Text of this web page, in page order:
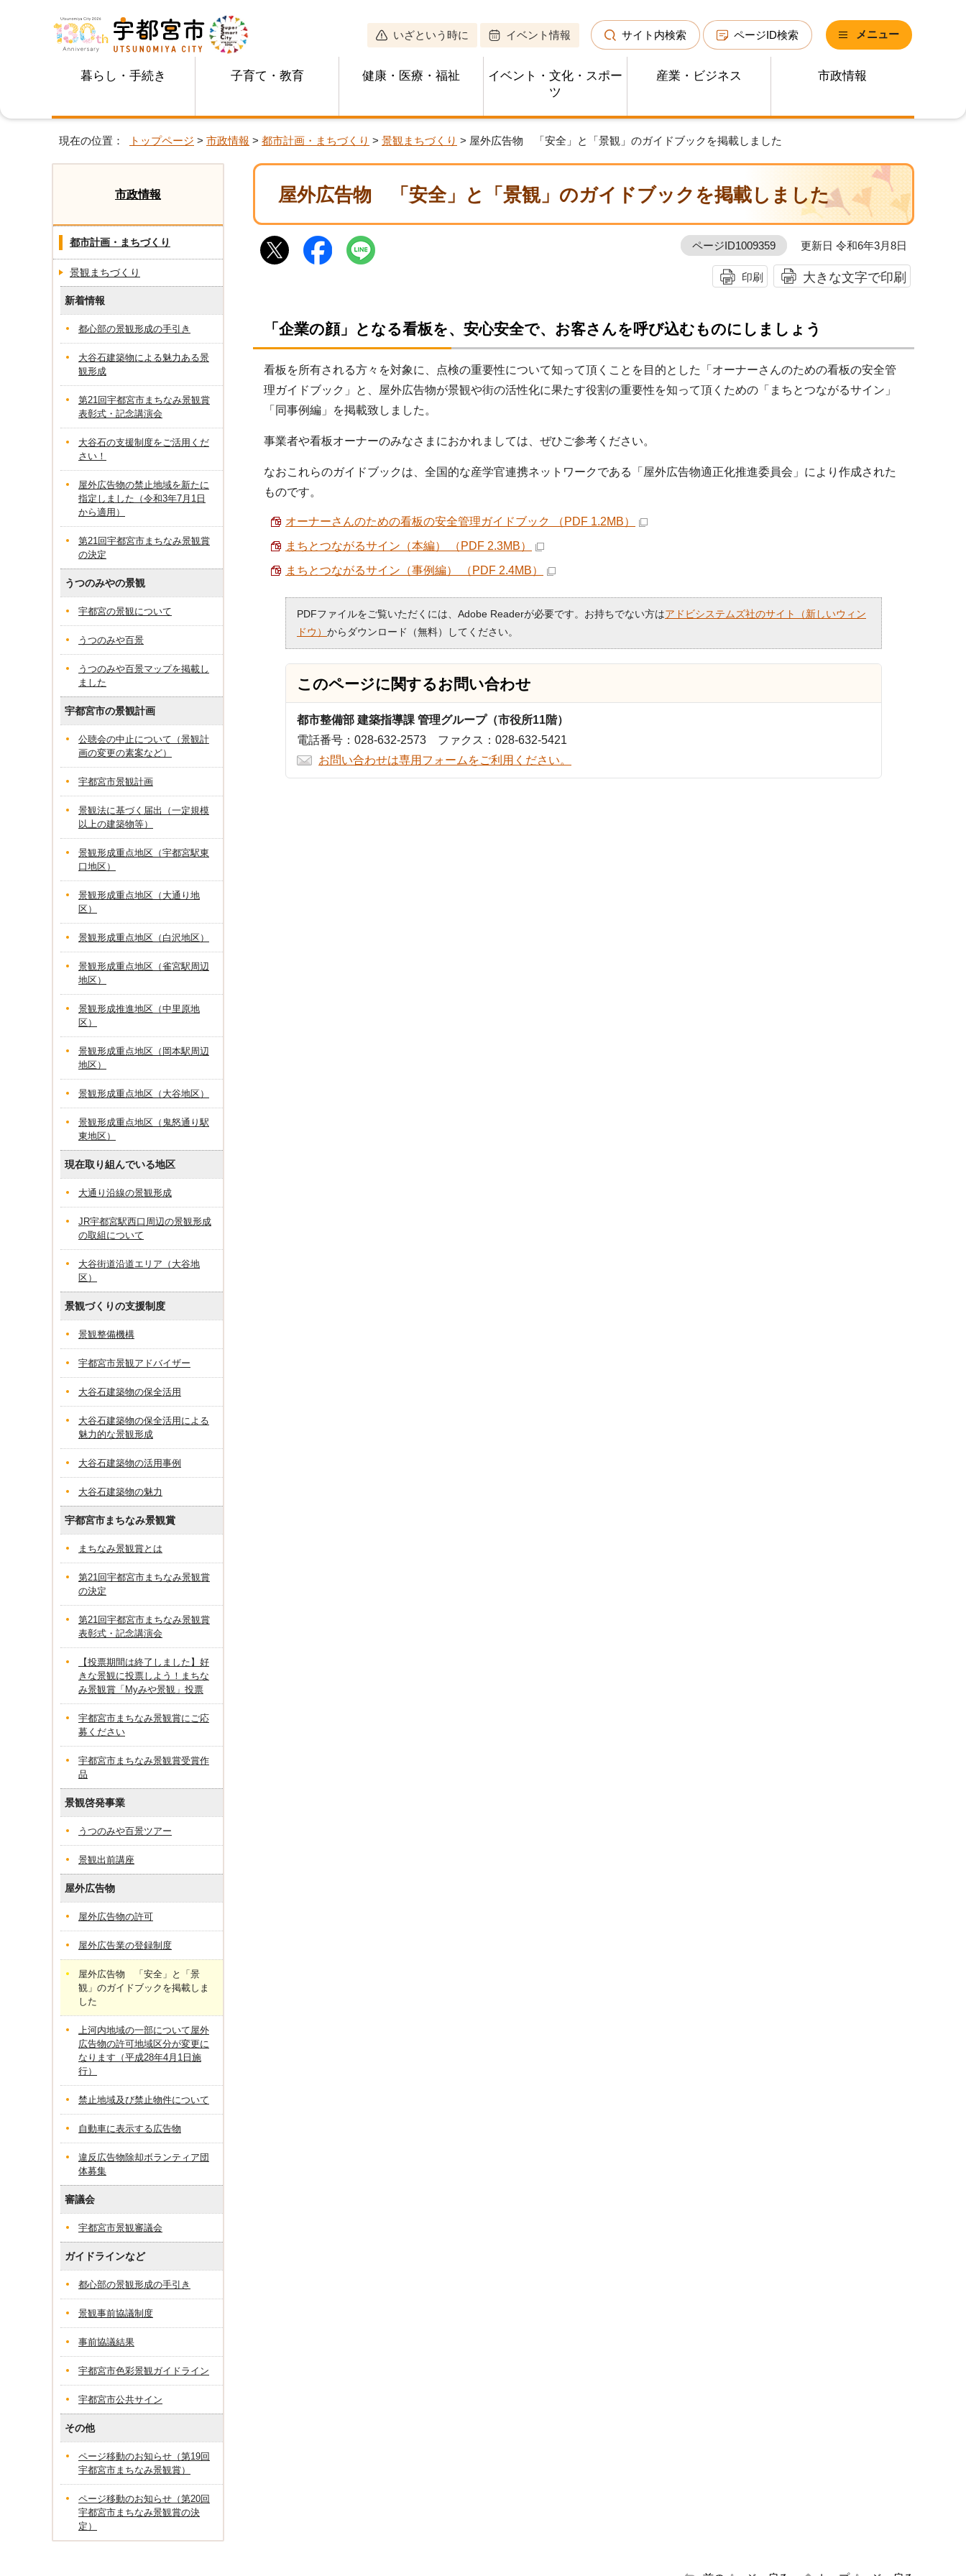
いざという時に イベント情報 サイト内検索 ページID検索 メニュー
暮らし・手続き 子育て・教育 健康・医療・福祉
イベント・文化・スポー
ツ
産業・ビジネス 市政情報
現在の位置： トップページ > 市政情報 > 都市計画・まちづくり > 景観まちづくり > 屋外広告物 「安全」と「景観」のガイドブックを掲載しました
屋外広告物 「安全」と「景観」のガイドブックを掲載しました
ページID1009359 更新日 令和6年3月8日
印刷 大きな文字で印刷
「企業の顔」となる看板を、安心安全で、お客さんを呼び込むものにしましょう
看板を所有される方々を対象に、点検の重要性について知って頂くことを目的とした「オーナーさんのための看板の安全管
理ガイドブック」と、屋外広告物が景観や街の活性化に果たす役割の重要性を知って頂くための「まちとつながるサイン」
「同事例編」を掲載致しました。
事業者や看板オーナーのみなさまにおかれましては、ぜひご参考ください。
なおこれらのガイドブックは、全国的な産学官連携ネットワークである「屋外広告物適正化推進委員会」により作成された
ものです。
オーナーさんのための看板の安全管理ガイドブック （PDF 1.2MB）
まちとつながるサイン（本編） （PDF 2.3MB）
まちとつながるサイン（事例編） （PDF 2.4MB）
PDFファイルをご覧いただくには、Adobe Readerが必要です。お持ちでない方はアドビシステムズ社のサイト（新しいウィン
ドウ） からダウンロード（無料）してください。
このページに関するお問い合わせ
都市整備部 建築指導課 管理グループ（市役所11階）
電話番号：028-632-2573 ファクス：028-632-5421
お問い合わせは専用フォームをご利用ください。
市政情報
都市計画・まちづくり
景観まちづくり
新着情報
都心部の景観形成の手引き
大谷石建築物による魅力ある景
観形成
第21回宇都宮市まちなみ景観賞
表彰式・記念講演会
大谷石の支援制度をご活用くだ
さい！
屋外広告物の禁止地域を新たに
指定しました（令和3年7月1日
から適用）
第21回宇都宮市まちなみ景観賞
の決定
うつのみやの景観
宇都宮の景観について
うつのみや百景
うつのみや百景マップを掲載し
ました
宇都宮市の景観計画
公聴会の中止について（景観計
画の変更の素案など）
宇都宮市景観計画
景観法に基づく届出（一定規模
以上の建築物等）
景観形成重点地区（宇都宮駅東
口地区）
景観形成重点地区（大通り地
区）
景観形成重点地区（白沢地区）
景観形成重点地区（雀宮駅周辺
地区）
景観形成推進地区（中里原地
区）
景観形成重点地区（岡本駅周辺
地区）
景観形成重点地区（大谷地区）
景観形成重点地区（鬼怒通り駅
東地区）
現在取り組んでいる地区
大通り沿線の景観形成
JR宇都宮駅西口周辺の景観形成
の取組について
大谷街道沿道エリア（大谷地
区）
景観づくりの支援制度
景観整備機構
宇都宮市景観アドバイザー
大谷石建築物の保全活用
大谷石建築物の保全活用による
魅力的な景観形成
大谷石建築物の活用事例
大谷石建築物の魅力
宇都宮市まちなみ景観賞
まちなみ景観賞とは
第21回宇都宮市まちなみ景観賞
の決定
第21回宇都宮市まちなみ景観賞
表彰式・記念講演会
【投票期間は終了しました】好
きな景観に投票しよう！まちな
み景観賞「Myみや景観」投票
宇都宮市まちなみ景観賞にご応
募ください
宇都宮市まちなみ景観賞受賞作
品
景観啓発事業
うつのみや百景ツアー
景観出前講座
屋外広告物
屋外広告物の許可
屋外広告業の登録制度
屋外広告物 「安全」と「景
観」のガイドブックを掲載しま
した
上河内地域の一部について屋外
広告物の許可地域区分が変更に
なります（平成28年4月1日施
行）
禁止地域及び禁止物件について
自動車に表示する広告物
違反広告物除却ボランティア団
体募集
審議会
宇都宮市景観審議会
ガイドラインなど
都心部の景観形成の手引き
景観事前協議制度
事前協議結果
宇都宮市色彩景観ガイドライン
宇都宮市公共サイン
その他
ページ移動のお知らせ（第19回
宇都宮市まちなみ景観賞）
ページ移動のお知らせ（第20回
宇都宮市まちなみ景観賞の決
定）